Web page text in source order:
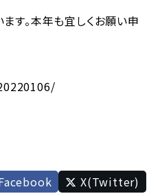
す。本年も宜しくお願い申
X(Twitter)